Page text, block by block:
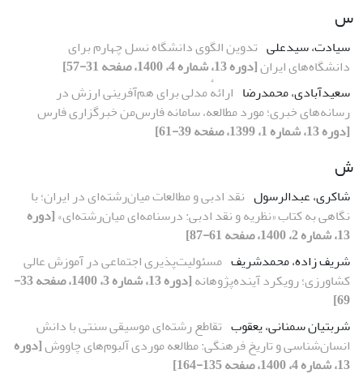
س
سیادت، سیدعلی تدوین الگوی دانشگاه نسل چهارم برای
دانشگاه‌های ایران[دوره 13، شماره 4، 1400، صفحه 31-57]
سعیدآبادی، محمدرضا ارائهٔ مدلی برای هم‌آفرینی ارزش در
رسانه‌های خبری؛ مورد مطالعه، سامانه فارس‌من خبرگزاری فارس
[دوره 13، شماره 1، 1399، صفحه 39-61]
ش
شاکری، عبدالرسول نقد ادبی و مطالعات میان‌رشته‌ای در ایران؛ با
نگاهی به کتاب «نظریه و نقد ادبی: درسنامه‌ای میان‌رشته‌ای»[دوره
13، شماره 2، 1400، صفحه 61-87]
شریف زاده، محمدشریف مسئولیت‌پذیری اجتماعی در آموزش عالی
کشاورزی؛ رویکرد آینده‌پژوهانه
[دوره 13، شماره 3، 1400، صفحه 33-
69]
شربتیان سمنانی، یعقوب تقاطع رشته‌ای موسیقی سنتی با دانش
انسان‌شناسی و تاریخ فرهنگی: مطالعه موردی آلبوم‌های چاووش[دوره
13، شماره 4، 1400، صفحه 135-164]